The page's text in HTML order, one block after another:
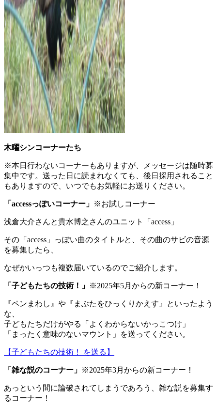
木曜シンコーナーたち
※本日行わないコーナーもありますが、メッセージは随時募
集中です。送った日に読まれなくても、後日採用されること
もありますので、いつでもお気軽にお送りください。
「 accessっぽいコーナー 」 ※お試しコーナー
浅倉大介さんと貴水博之さんのユニット「access」
その「access」っぽい曲のタイトルと、その曲のサビの音源
を募集したら、
なぜかいっつも複数届いているのでご紹介します。
「 子どもたちの技術！ 」 ※2025年5月からの新コーナー！
『ペンまわし』や『まぶたをひっくりかえす』といったよう
な、
子どもたちだけがやる「よくわからないかっこつけ」
「まったく意味のないマウント」を送ってください。
【子どもたちの技術！ を送る】
「 雑な説のコーナー 」 ※2025年3月からの新コーナー！
あっという間に論破されてしまうであろう、雑な説を募集す
るコーナー！